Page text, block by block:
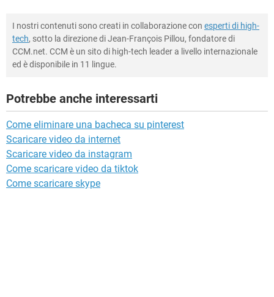
I nostri contenuti sono creati in collaborazione con esperti di high-
tech, sotto la direzione di Jean-François Pillou, fondatore di
CCM.net. CCM è un sito di high-tech leader a livello internazionale
ed è disponibile in 11 lingue.
Potrebbe anche interessarti
Come eliminare una bacheca su pinterest
Scaricare video da internet
Scaricare video da instagram
Come scaricare video da tiktok
Come scaricare skype